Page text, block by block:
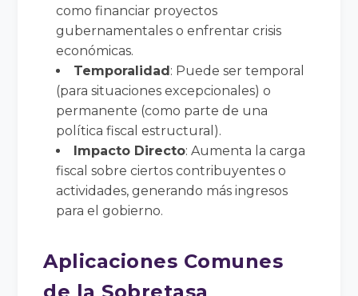
como financiar proyectos
gubernamentales o enfrentar crisis
económicas.
Temporalidad: Puede ser temporal
(para situaciones excepcionales) o
permanente (como parte de una
política fiscal estructural).
Impacto Directo: Aumenta la carga
fiscal sobre ciertos contribuyentes o
actividades, generando más ingresos
para el gobierno.
Aplicaciones Comunes